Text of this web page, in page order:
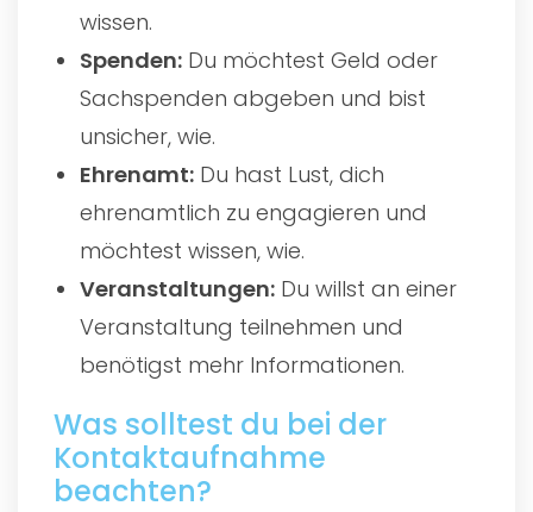
wissen.
Spenden: Du möchtest Geld oder
Sachspenden abgeben und bist
unsicher, wie.
Ehrenamt: Du hast Lust, dich
ehrenamtlich zu engagieren und
möchtest wissen, wie.
Veranstaltungen: Du willst an einer
Veranstaltung teilnehmen und
benötigst mehr Informationen.
Was solltest du bei der
Kontaktaufnahme
beachten?